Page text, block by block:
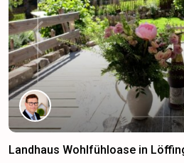
Previous
Landhaus Wohlfühloase in